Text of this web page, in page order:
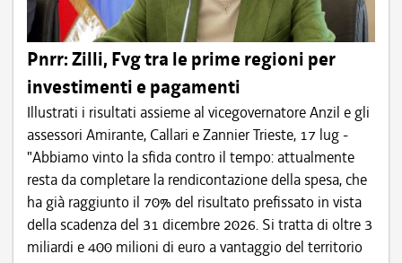
Pnrr: Zilli, Fvg tra le prime regioni per
investimenti e pagamenti
Illustrati i risultati assieme al vicegovernatore Anzil e gli
assessori Amirante, Callari e Zannier Trieste, 17 lug -
"Abbiamo vinto la sfida contro il tempo: attualmente
resta da completare la rendicontazione della spesa, che
ha già raggiunto il 70% del risultato prefissato in vista
della scadenza del 31 dicembre 2026. Si tratta di oltre 3
miliardi e 400 milioni di euro a vantaggio del territorio